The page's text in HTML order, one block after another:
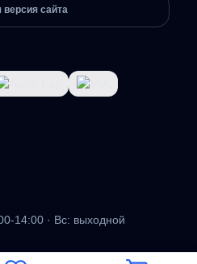
версия сайта
14:00 · Вс: выходной